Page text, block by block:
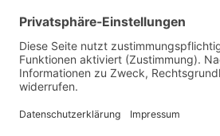
Aktuelles